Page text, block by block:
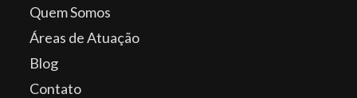
Quem Somos
Áreas de Atuação
Blog
Contato